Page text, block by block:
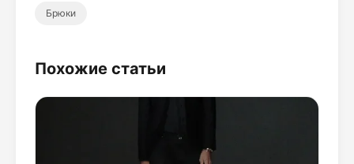
Брюки
Похожие статьи